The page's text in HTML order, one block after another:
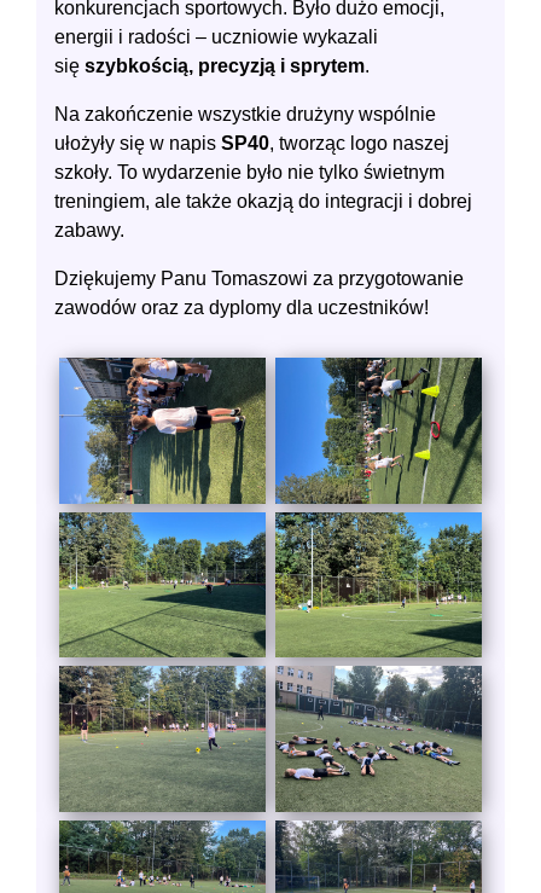
konkurencjach sportowych. Było dużo emocji,
energii i radości – uczniowie wykazali
się szybkością, precyzją i sprytem.
Na zakończenie wszystkie drużyny wspólnie
ułożyły się w napis SP40, tworząc logo naszej
szkoły. To wydarzenie było nie tylko świetnym
treningiem, ale także okazją do integracji i dobrej
zabawy.
Dziękujemy Panu Tomaszowi za przygotowanie
zawodów oraz za dyplomy dla uczestników!